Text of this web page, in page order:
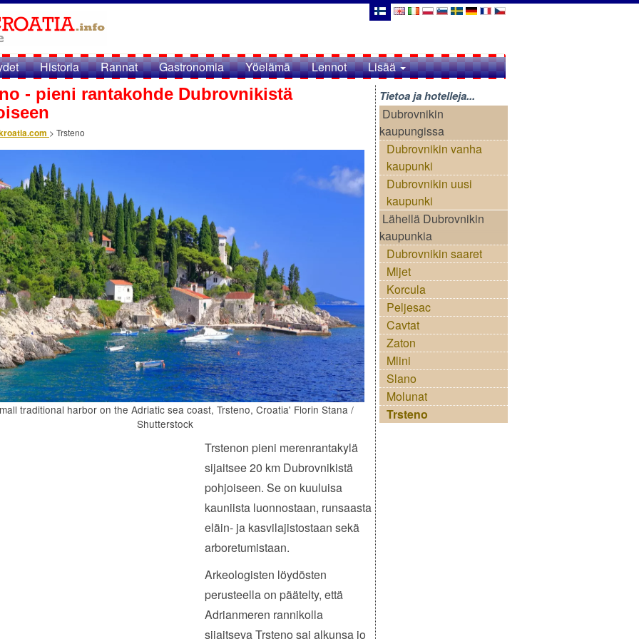
Historia Rannat Gastronomia Yöelämä Lennot Lisää
- pieni rantakohde Dubrovnikistä
> Trsteno
traditional harbor on the Adriatic sea coast, Trsteno, Croatia' Florin Stana /
Shutterstock
Trstenon pieni merenrantakylä
sijaitsee 20 km Dubrovnikistä
pohjoiseen. Se on kuuluisa
kauniista luonnostaan, runsaasta
eläin- ja kasvilajistostaan sekä
arboretumistaan.
Arkeologisten löydösten
perusteella on päätelty, että
Adrianmeren rannikolla
sijaitseva Trsteno sai alkunsa jo
Tietoa ja hotelleja...
Dubrovnikin
kaupungissa
Dubrovnikin vanha
kaupunki
Dubrovnikin uusi
kaupunki
Lähellä Dubrovnikin
kaupunkia
Dubrovnikin saaret
Mljet
Korcula
Peljesac
Cavtat
Zaton
Mlini
Slano
Molunat
Trsteno